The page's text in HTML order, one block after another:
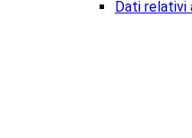
Dati relativi